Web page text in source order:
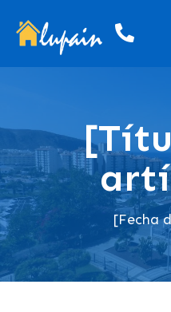
[Fecha